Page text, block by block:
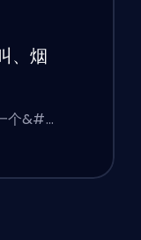
、烟
个&#…